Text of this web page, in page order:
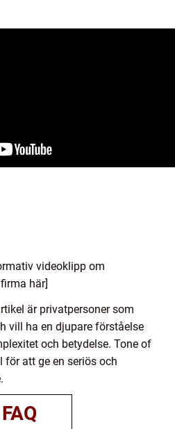
videoklipp om
här]
är privatpersoner som
vill ha en djupare förståelse
och betydelse. Tone of
att ge en seriös och
FAQ